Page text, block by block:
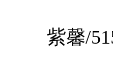
紫馨/